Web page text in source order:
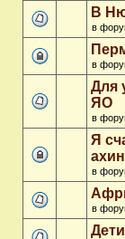
В
в
в
Для
ЯО
в
Я
в
в